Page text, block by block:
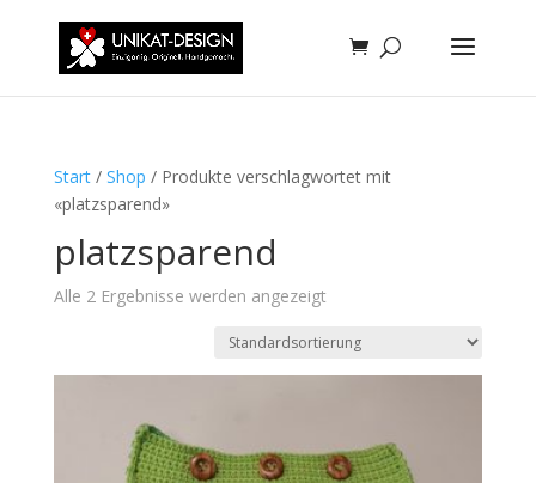
Start/ Shop / Produkte verschlagwortet mit
«platzsparend»
platzsparend
Alle 2 Ergebnisse werden angezeigt